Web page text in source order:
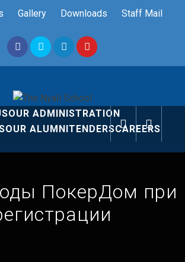
Gallery Downloads Staff Mail
The Nyali
School
OUR ADMINISTRATION
OUR ALUMNITENDERSCAREERS
ПокерДом при